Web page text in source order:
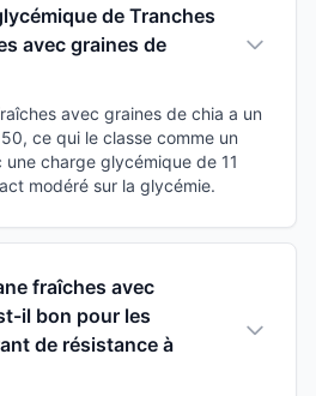
de Tranches
avec graines de
avec graines de chia a un
ce qui le classe comme un
une charge glycémique de 11
modéré sur la glycémie.
fraîches avec
il bon pour les
de résistance à